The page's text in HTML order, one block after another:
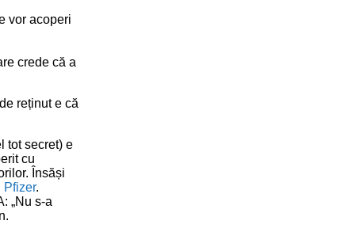
vor acoperi
crede că a
reținut e că
tot secret) e
cu
Însăși
Pfizer.
„Nu s-a